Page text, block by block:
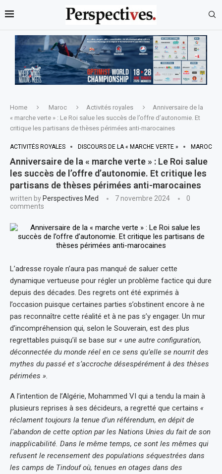
Home Maroc Activités royales
Anniversaire de la
« marche verte » : Le Roi salue les succès de l’offre d’autonomie. Et
critique les partisans de thèses périmées anti-marocaines
ACTIVITÉS ROYALES DISCOURS DE LA « MARCHE VERTE » MAROC
Anniversaire de la « marche verte » : Le Roi salue
les succès de l’offre d’autonomie. Et critique les
partisans de thèses périmées anti-marocaines
written by Perspectives Med 7 novembre 2024
0
comments
L’adresse royale n’aura pas manqué de saluer cette
dynamique vertueuse pour régler un problème factice qui dure
depuis des décades. Des regrets ont été exprimés à
l’occasion puisque certaines parties s’obstinent encore à ne
pas reconnaître cette réalité et à ne pas s’y engager. Un mur
d’incompréhension qui, selon le Souverain, est des plus
regrettables puisqu’il se base sur « une autre configuration,
déconnectée du monde réel en ce sens qu’elle se nourrit des
mythes du passé et s’accroche désespérément à des thèses
périmées ».
A l’intention de l’Algérie, Mohammed VI qui a tendu la main à
plusieurs reprises à ses décideurs, a regretté que certains «
réclament toujours la tenue d’un référendum, en dépit de
l’abandon de cette option par les Nations Unies du fait de son
inapplicabilité. Dans le même temps, ce sont les mêmes qui
refusent le recensement des populations séquestrées dans
les camps de Tindouf où, tenues en otages dans des